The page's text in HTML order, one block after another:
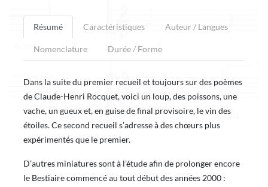
Résumé Caractéristiques Auteur / Langues
Nomenclature Durée / Forme
Dans la suite du premier recueil et toujours sur des poèmes
de Claude-Henri Rocquet, voici un loup, des poissons, une
vache, un gueux et, en guise de final provisoire, le vin des
étoiles. Ce second recueil s’adresse à des chœurs plus
expérimentés que le premier.
D’autres miniatures sont à l’étude afin de prolonger encore
le Bestiaire commencé au tout début des années 2000 :